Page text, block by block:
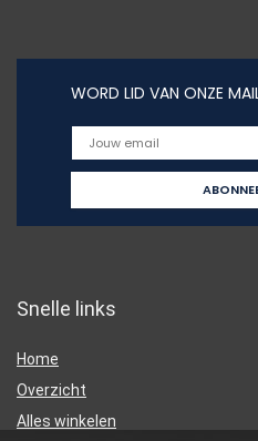
WORD LID VAN ONZE
Snelle links
Home
Overzicht
Alles winkelen